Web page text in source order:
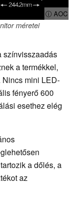
ⓘ AOC
méretei
színvisszaadás
a termékkel,
mini LED-
fényerő 600
esethez elég
a dőlés, a
az